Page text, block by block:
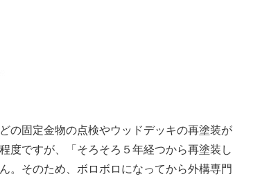
の固定金物の点検やウッドデッキの再塗装が
度ですが、「そろそろ５年経つから再塗装し
。そのため、ボロボロになってから外構専門